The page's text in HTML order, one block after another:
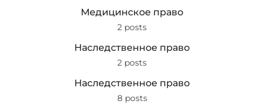
Медицинское право
2 posts
Наследственное право
2 posts
Наследственное право
8 posts